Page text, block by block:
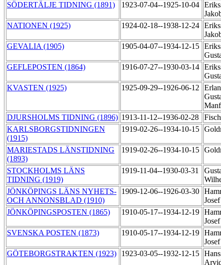
SÖDERTÄLJE TIDNING (1891)
1923-07-04--1925-10-04
NATIONEN (1925)
1924-02-18--1938-12-24
GEVALIA (1905)
1905-04-07--1934-12-15
GEFLEPOSTEN (1864)
1916-07-27--1930-03-14
KVASTEN (1925)
1925-09-29--1926-06-12
DJURSHOLMS TIDNING (1896) 1913-11-12--1936-02-28
KARLSBORGSTIDNINGEN
(1915)
1919-02-26--1934-10-15
MARIESTADS LÄNSTIDNING
(1893)
1919-02-26--1934-10-15
STOCKHOLMS LÄNS
TIDNING (1919)
1919-11-04--1930-03-31
JÖNKÖPINGS LÄNS NYHETS-
OCH ANNONSBLAD (1910)
1909-12-06--1926-03-30
JÖNKÖPINGSPOSTEN (1865)
1910-05-17--1934-12-19
SVENSKA POSTEN (1873)
1910-05-17--1934-12-19
GÖTEBORGSTRAKTEN (1923)
1923-03-05--1932-12-15